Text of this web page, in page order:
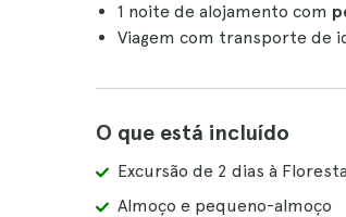
1 noite de alojamento com
Viagem com transporte de
O que está incluído
Excursão de 2 dias à
Almoço e pequeno-almoço